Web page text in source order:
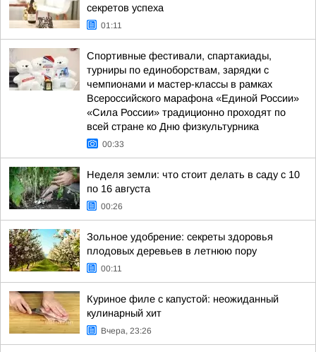
секретов успеха
01:11
Спортивные фестивали, спартакиады,
турниры по единоборствам, зарядки с
чемпионами и мастер-классы в рамках
Всероссийского марафона «Единой России»
«Сила России» традиционно проходят по
всей стране ко Дню физкультурника
00:33
Неделя земли: что стоит делать в саду с 10
по 16 августа
00:26
Зольное удобрение: секреты здоровья
плодовых деревьев в летнюю пору
00:11
Куриное филе с капустой: неожиданный
кулинарный хит
Вчера, 23:26